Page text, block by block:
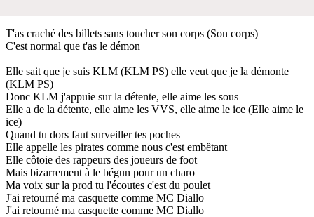
T'as craché des billets sans toucher son corps (Son corps)
C'est normal que t'as le démon
Elle sait que je suis KLM (KLM PS) elle veut que je la démonte
(KLM PS)
Donc KLM j'appuie sur la détente, elle aime les sous
Elle a de la détente, elle aime les VVS, elle aime le ice (Elle aime le
ice)
Quand tu dors faut surveiller tes poches
Elle appelle les pirates comme nous c'est embêtant
Elle côtoie des rappeurs des joueurs de foot
Mais bizarrement à le bégun pour un charo
Ma voix sur la prod tu l'écoutes c'est du poulet
J'ai retourné ma casquette comme MC Diallo
J'ai retourné ma casquette comme MC Diallo